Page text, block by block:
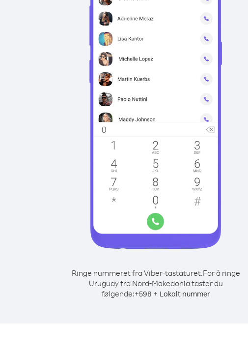
Ringe nummeret fra Viber-tastaturet.For å ringe
Uruguay fra Nord-Makedonia taster du
følgende:+598 + Lokalt nummer